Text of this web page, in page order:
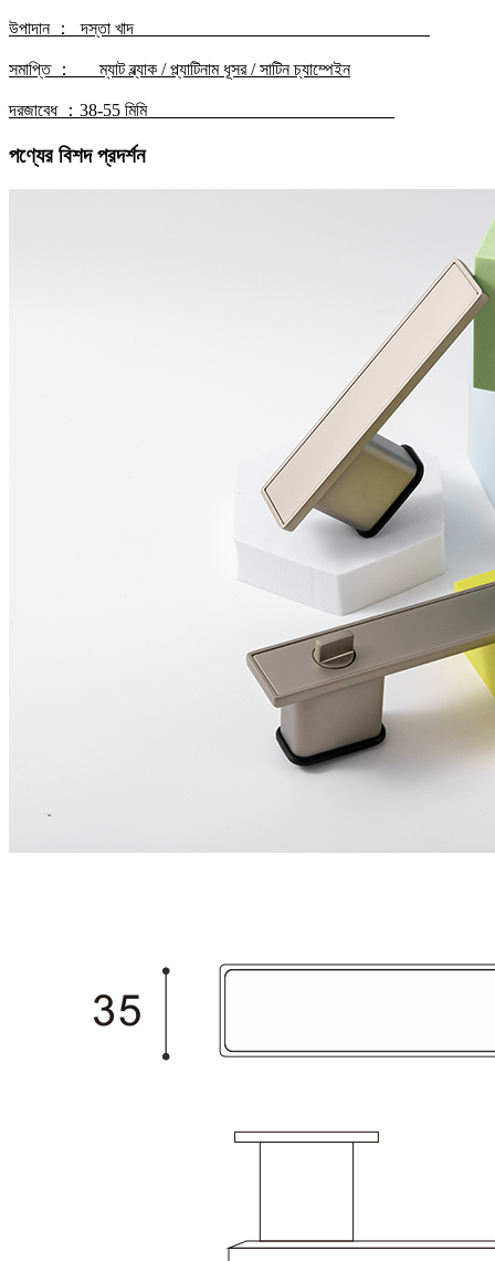
উপাদান ： দস্তা খাদ
সমাপ্তি ： ম্যাট ব্ল্যাক / প্ল্যাটিনাম ধূসর / সাটিন চ্যাম্পেইন
দরজাবেধ ： 38-55 মিমি
পণ্যের বিশদ প্রদর্শন